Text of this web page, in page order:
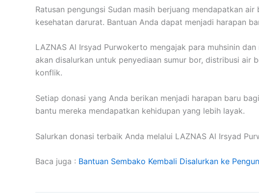
Ratusan pengungsi Sudan masih berjuang mendapatkan
kesehatan darurat. Bantuan Anda dapat menjadi harapan
LAZNAS Al Irsyad Purwokerto mengajak para muhsinin
akan disalurkan untuk penyediaan sumur bor, distribusi air
konflik.
Setiap donasi yang Anda berikan menjadi harapan baru
bantu mereka mendapatkan kehidupan yang lebih layak.
Salurkan donasi terbaik Anda melalui LAZNAS Al Irsyad
Baca juga : Bantuan Sembako Kembali Disalurkan ke